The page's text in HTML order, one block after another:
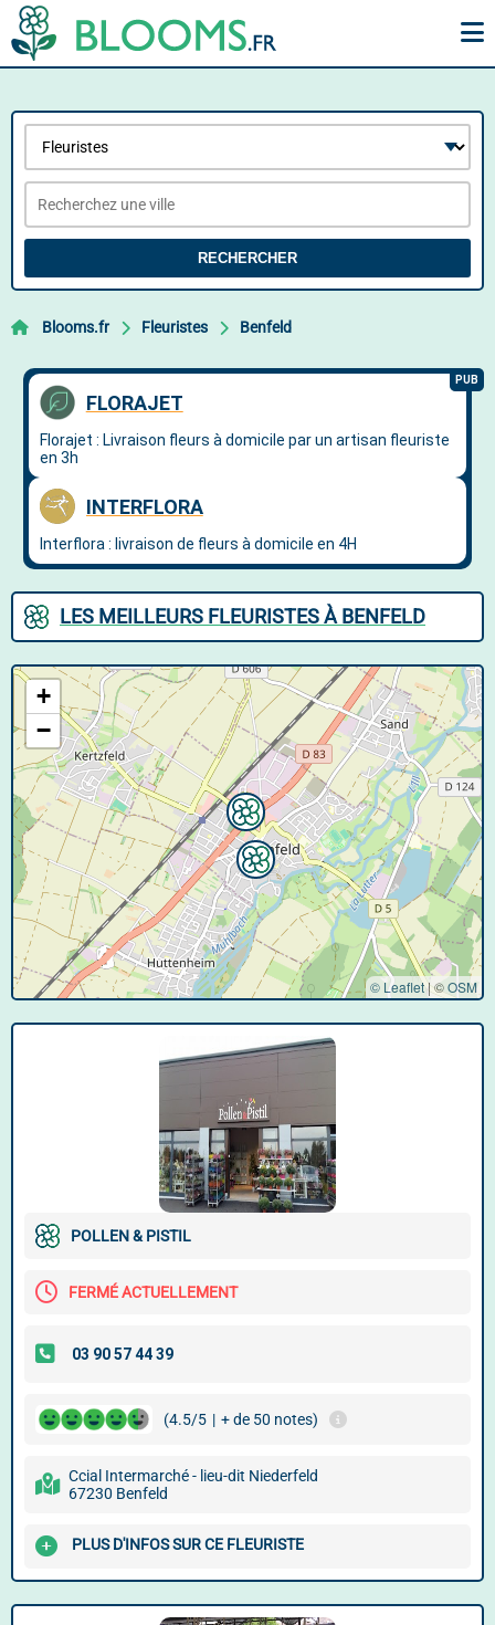
RECHERCHER
Blooms.fr Fleuristes Benfeld
LES MEILLEURS FLEURISTES À BENFELD
+
−
© Leaflet|©OSM
POLLEN & PISTIL
FERMÉ ACTUELLEMENT
(4.5/5 | + de 50 notes)
Ccial Intermarché - lieu-dit Niederfeld
67230 Benfeld
PLUS D'INFOS SUR CE FLEURISTE